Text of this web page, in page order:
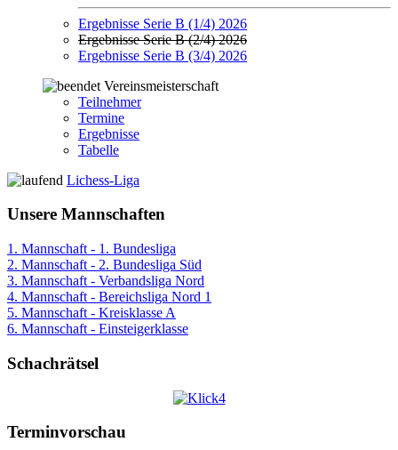
Ergebnisse Serie B (1/4) 2026
Ergebnisse Serie B (2/4) 2026
Ergebnisse Serie B (3/4) 2026
Vereinsmeisterschaft
Teilnehmer
Termine
Ergebnisse
Tabelle
Lichess-Liga
Unsere Mannschaften
1. Mannschaft - 1. Bundesliga
2. Mannschaft - 2. Bundesliga Süd
3. Mannschaft - Verbandsliga Nord
4. Mannschaft - Bereichsliga Nord 1
5. Mannschaft - Kreisklasse A
6. Mannschaft - Einsteigerklasse
Schachrätsel
Terminvorschau